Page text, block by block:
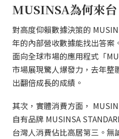
MUSINSA為何來台
對高度仰賴數據決策的
年的內部營收數據能找出答案
面向全球市場的應用程式「
市場展現驚人爆發力，去年整
出翻倍成長的成績。
其次，實體消費方面，
自有品牌 MUSINSA
台灣人消費佔比高居第三。無